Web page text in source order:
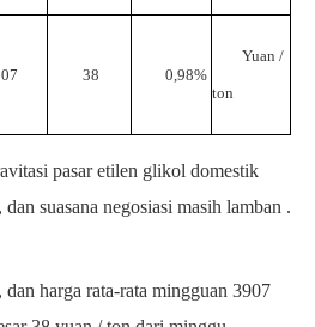
38 0,98%
Yuan /
ton
pasar etilen glikol domestik
suasana negosiasi masih lamban .
dan harga rata-rata mingguan3907